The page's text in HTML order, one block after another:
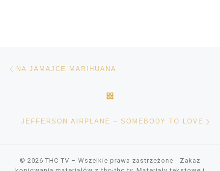
Nawigacja wpisu
NA JAMAJCE MARIHUANA
JEFFERSON AIRPLANE – SOMEBODY TO LOVE
© 2026THC TV – Wszelkie prawa zastrzeżone - Zakaz